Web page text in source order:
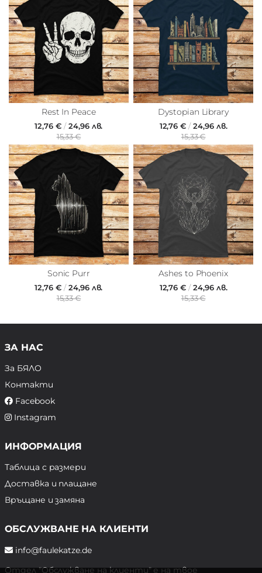
Rest In Peace
12,76 € /24,96 лв.
15,33 €
Dystopian Library
12,76 €/24,96 лв.
15,33 €
Sonic Purr
12,76 € /24,96 лв.
15,33 €
Ashes to Phoenix
12,76 €/24,96 лв.
15,33 €
ЗА НАС
За БЯЛО
Контакти
Facebook
Instagram
ИНФОРМАЦИЯ
Таблица с размери
Доставка и плащане
Връщане и замяна
ОБСЛУЖВАНЕ НА КЛИЕНТИ
info@faulekatze.de
Отдел "Обслужване на клиенти" е на твое